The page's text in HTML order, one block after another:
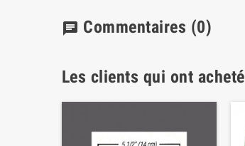
chat Commentaires (0)
Les clients qui ont